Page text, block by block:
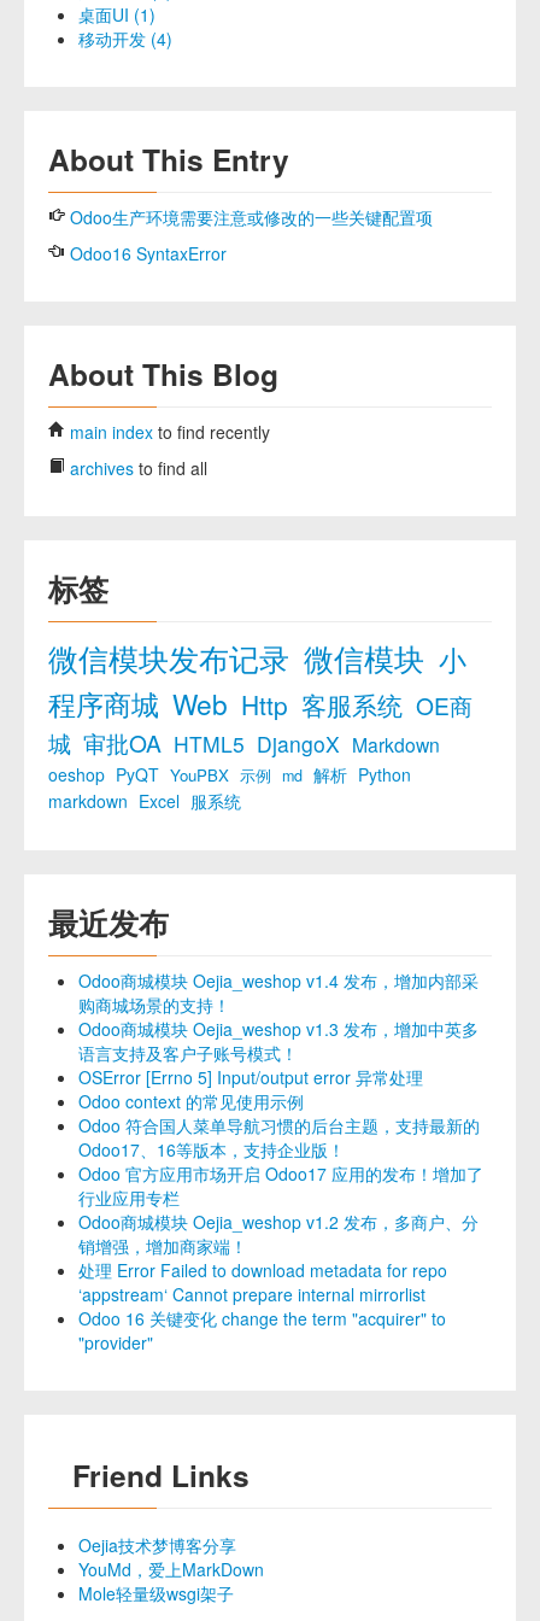
桌面UI (1)
移动开发 (4)
About This Entry
Odoo生产环境需要注意或修改的一些关键配置项
Odoo16 SyntaxError
About This Blog
main index to find recently
archives to find all
标签
微信模块发布记录 微信模块 小
程序商城 Web Http 客服系统 OE商
城 审批OA HTML5 DjangoX Markdown
oeshop PyQT YouPBX 示例 md 解析 Python
markdown Excel 服系统
最近发布
Odoo商城模块 Oejia_weshop v1.4 发布，增加内部采
购商城场景的支持！
Odoo商城模块 Oejia_weshop v1.3 发布，增加中英多
语言支持及客户子账号模式！
OSError [Errno 5] Input/output error 异常处理
Odoo context 的常见使用示例
Odoo 符合国人菜单导航习惯的后台主题，支持最新的
Odoo17、16等版本，支持企业版！
Odoo 官方应用市场开启 Odoo17 应用的发布！增加了
行业应用专栏
Odoo商城模块 Oejia_weshop v1.2 发布，多商户、分
销增强，增加商家端！
处理 Error Failed to download metadata for repo
‘appstream‘ Cannot prepare internal mirrorlist
Odoo 16 关键变化 change the term "acquirer" to
"provider"
Friend Links
Oejia技术梦博客分享
YouMd，爱上MarkDown
Mole轻量级wsgi架子